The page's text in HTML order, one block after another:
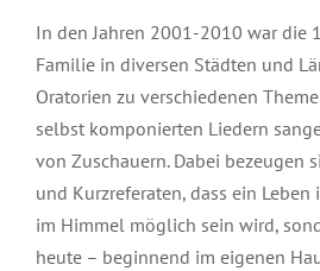
In den Jahren 2001-2010 war die
Familie in diversen Städten und
Oratorien zu verschiedenen
selbst komponierten Liedern
von Zuschauern. Dabei bezeugen
und Kurzreferaten, dass ein
im Himmel möglich sein wird,
heute – beginnend im eigenen